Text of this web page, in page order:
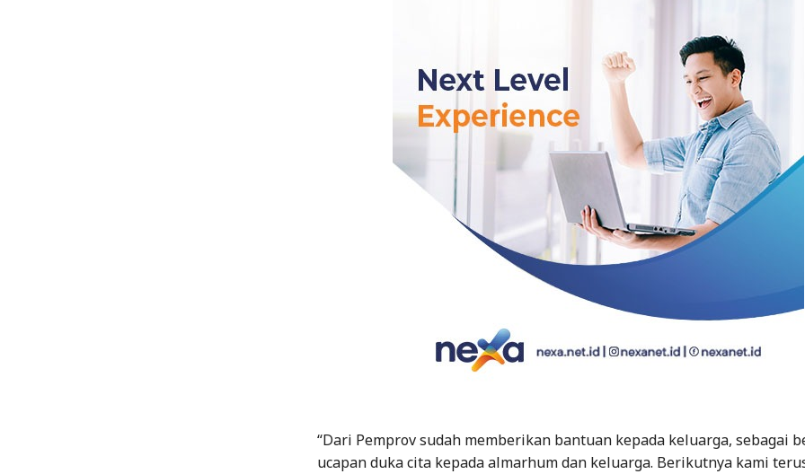
“Dari Pemprov sudah memberikan bantuan kepada keluarga, sebagai
ucapan duka cita kepada almarhum dan keluarga. Berikutnya kami